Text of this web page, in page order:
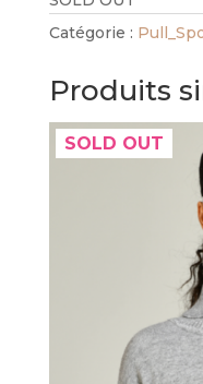
Catégorie :
Produits
SOLD OUT